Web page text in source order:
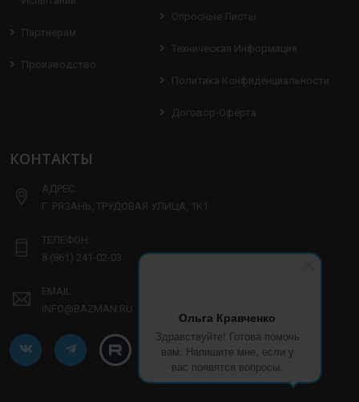
Ольга Кравченко
Здравствуйте! Готова помочь
вам. Напишите мне, если у
вас появятся вопросы.
Партнерам
Производство
Опросные Листы
Техническая Информация
Политика Конфиденциальности
Договор-Оферта
КОНТАКТЫ
АДРЕС:
Г. РЯЗАНЬ, ТРУДОВАЯ УЛИЦА, 1К1
ТЕЛЕФОН:
8 (861) 241-02-03
EMAIL:
INFO@BAZMAN.RU